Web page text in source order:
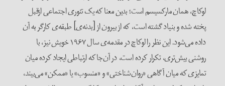
لوکاچ، همان مارکسیسم است؛ بدین معنا که یک تئوری اجتماعی ازقبل
پخته شده و بنیاد گشته است، که از بیرون از [بدنه‌ی] طبقه‌ی کارگر به آن
داده می‌شود. این نظر را لوکاچ در مقدمه‌ی سال ۱۹۶۷ خویش نیز، با
روشنی ‌بیش‌تری، تکرار کرده است، در آن‌جا که ارتباطی ایجاد کرده میان
تمایزی که میان آگاهی «روان‌شناختی» و «منسوب» یا «ممکن» می‌بیند،